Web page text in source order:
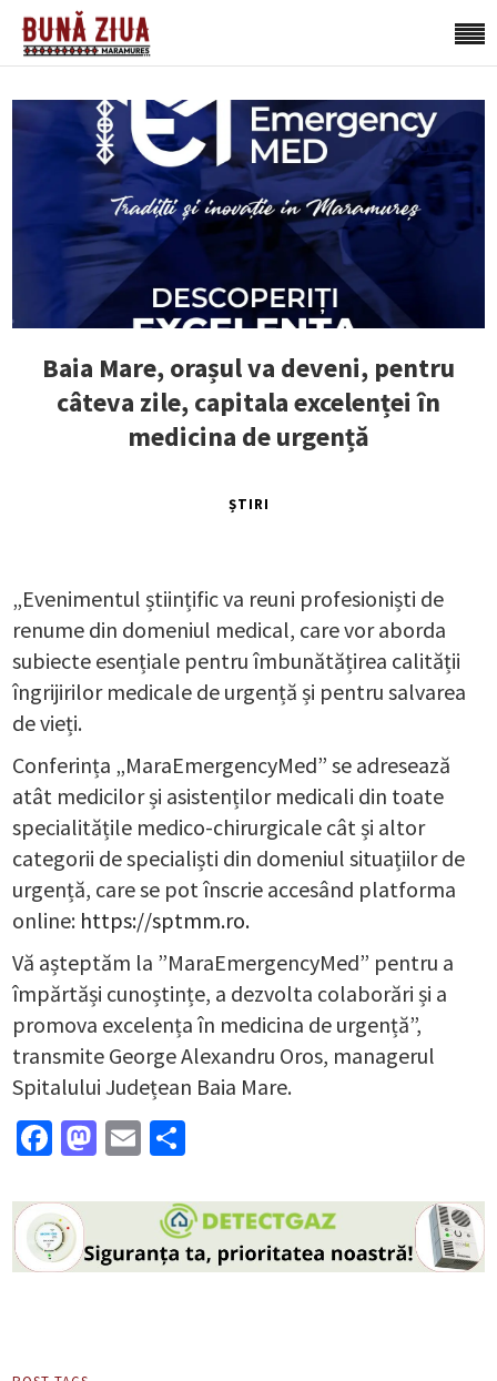
Baia Mare, orașul va deveni, pentru
câteva zile, capitala excelenței în
medicina de urgență
ȘTIRI
„Evenimentul științific va reuni profesioniști de
renume din domeniul medical, care vor aborda
subiecte esențiale pentru îmbunătățirea calității
îngrijirilor medicale de urgență și pentru salvarea
de vieți.
Conferința „MaraEmergencyMed” se adresează
atât medicilor și asistenților medicali din toate
specialitățile medico-chirurgicale cât și altor
categorii de specialiști din domeniul situațiilor de
urgență, care se pot înscrie accesând platforma
online: https://sptmm.ro.
Vă așteptăm la ”MaraEmergencyMed” pentru a
împărtăși cunoștințe, a dezvolta colaborări și a
promova excelența în medicina de urgență”,
transmite George Alexandru Oros, managerul
Spitalului Județean Baia Mare.
Facebook
Mastodon
Email